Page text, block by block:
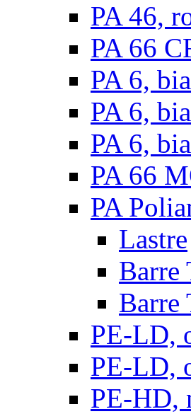
PA 46,
PA 66
PA 6,
PA 6,
PA 6,
PA 66
PA
Lastre
Barre
Barre
PE-LD,
PE-LD,
PE-HD,